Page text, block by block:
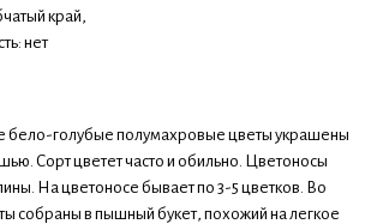
край,
нет
голубые полумахровые цветы украшены
Сорт цветет часто и обильно. Цветоносы
На цветоносе бывает по 3-5 цветков. Во
собраны в пышный букет, похожий на легкое